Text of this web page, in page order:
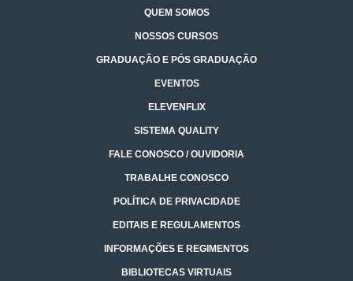
QUEM SOMOS
NOSSOS CURSOS
GRADUAÇÃO E PÓS GRADUAÇÃO
EVENTOS
ELEVENFLIX
SISTEMA QUALITY
FALE CONOSCO / OUVIDORIA
TRABALHE CONOSCO
POLÍTICA DE PRIVACIDADE
EDITAIS E REGULAMENTOS
INFORMAÇÕES E REGIMENTOS
BIBLIOTECAS VIRTUAIS